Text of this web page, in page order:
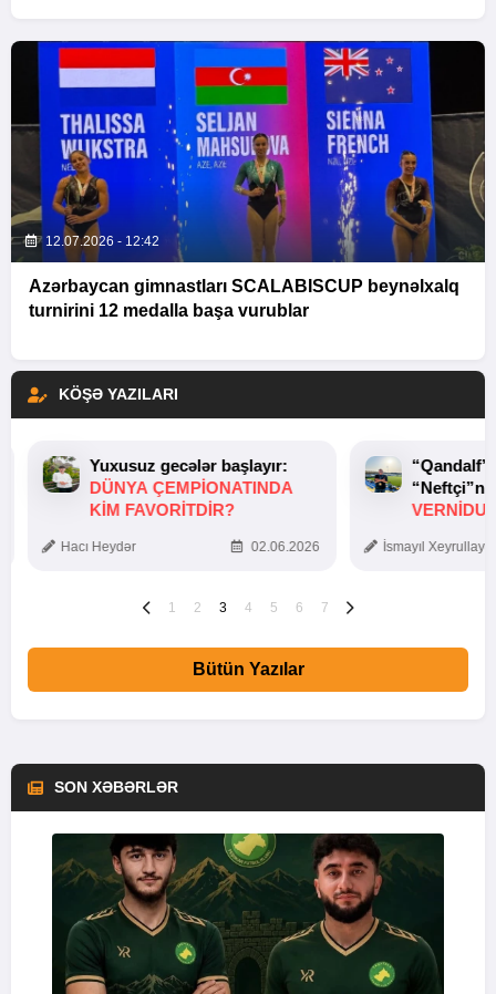
12.07.2026 - 12:42
Azərbaycan gimnastları SCALABISCUP beynəlxalq
turnirini 12 medalla başa vurublar
KÖŞƏ YAZILARI
Yuxusuz gecələr başlayır:
DÜNYA ÇEMPIONATINDA
KIM FAVORITDIR?
Hacı Heydər 02.06.2026 İsmayıl
1 2 3 4 5 6 7
Bütün Yazılar
SON XƏBƏRLƏR